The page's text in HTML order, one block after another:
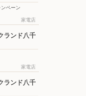
ンペーン
家電店
ランド八千
家電店
ランド八千